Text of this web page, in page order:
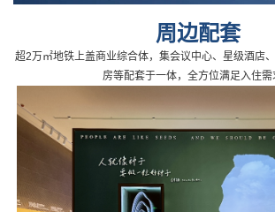
周边配套
超2万㎡地铁上盖商业综合体，集会议中心、星级酒店
房等配套于一体，全方位满足入住需